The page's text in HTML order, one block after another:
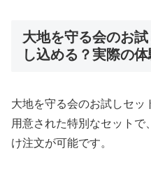
大地を守る会のお
し込める？実際の
大地を守る会のお試しセッ
用意された特別なセットで
け注文が可能です。